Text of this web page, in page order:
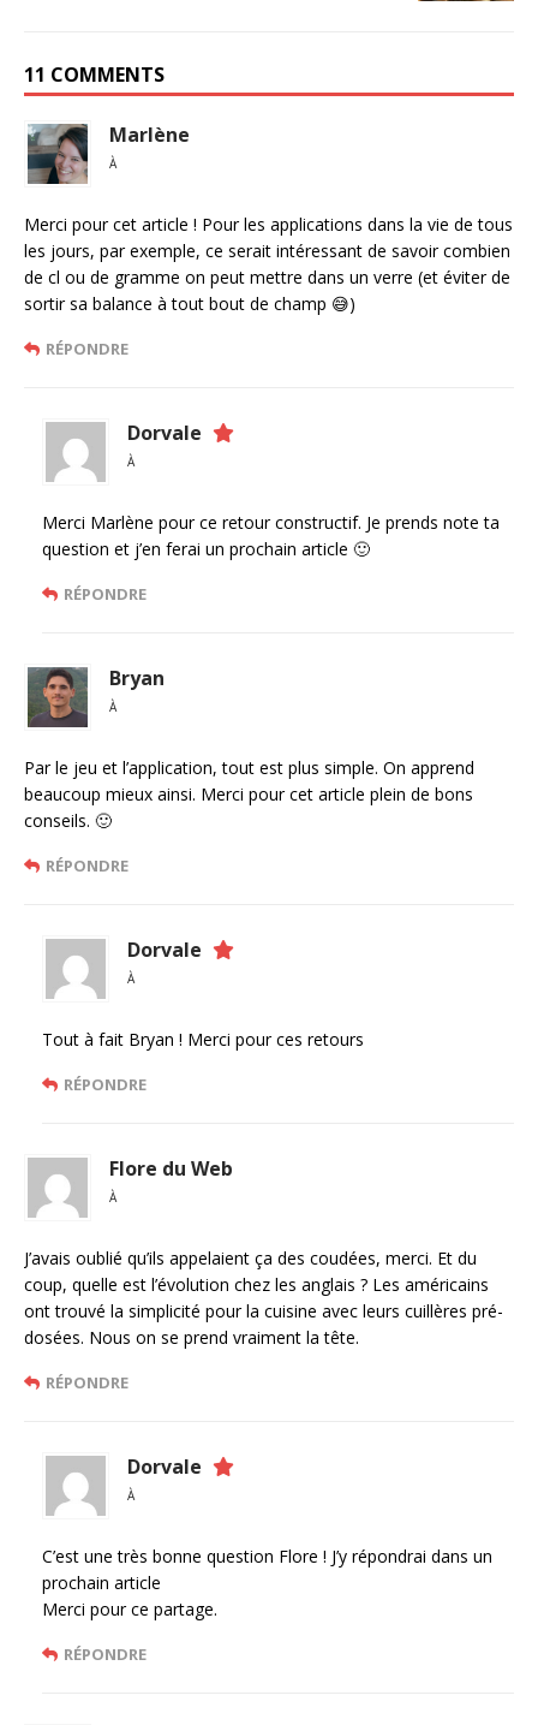
11 COMMENTS
Marlène
À
Merci pour cet article ! Pour les applications dans la vie de tous
les jours, par exemple, ce serait intéressant de savoir combien
de cl ou de gramme on peut mettre dans un verre (et éviter de
sortir sa balance à tout bout de champ 😅)
RÉPONDRE
Dorvale
À
Merci Marlène pour ce retour constructif. Je prends note ta
question et j’en ferai un prochain article 🙂
RÉPONDRE
Bryan
À
Par le jeu et l’application, tout est plus simple. On apprend
beaucoup mieux ainsi. Merci pour cet article plein de bons
conseils. 🙂
RÉPONDRE
Dorvale
À
Tout à fait Bryan ! Merci pour ces retours
RÉPONDRE
Flore du Web
À
J’avais oublié qu’ils appelaient ça des coudées, merci. Et du
coup, quelle est l’évolution chez les anglais ? Les américains
ont trouvé la simplicité pour la cuisine avec leurs cuillères pré-
dosées. Nous on se prend vraiment la tête.
RÉPONDRE
Dorvale
À
C’est une très bonne question Flore ! J’y répondrai dans un
prochain article
Merci pour ce partage.
RÉPONDRE